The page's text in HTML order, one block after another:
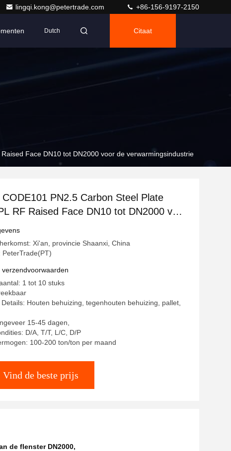
lingqi.kong@petertrade.com +86-156-9197-2150
Dutch Citaat
Face DN10 tot DN2000 voor de verwarmingsindustrie
CODE101 PN2.5 Carbon Steel Plate
RF Raised Face DN10 tot DN2000 voor
Xi'an, provincie Shaanxi, China
PeterTrade(PT)
verzendvoorwaarden
1 tot 10 stuks
Houten behuizing, tegenhouten behuizing, pallet,
15-45 dagen,
D/A, T/T, L/C, D/P
100-200 ton/ton per maand
Vind de beste prijs
de flenster DN2000,